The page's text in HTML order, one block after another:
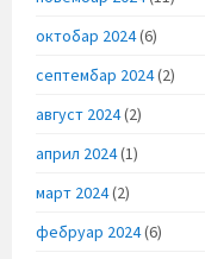
октобар 2024(6)
септембар 2024(2)
август 2024(2)
април 2024(1)
март 2024(2)
фебруар 2024(6)